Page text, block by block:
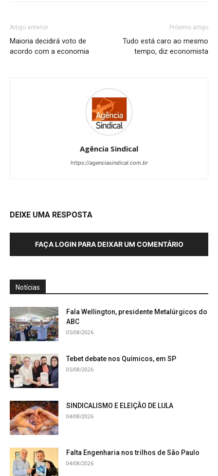
Artigo anterior
Maioria decidirá voto de
acordo com a economia
Próximo artigo
Tudo está caro ao mesmo
tempo, diz economista
Agência Sindical
https://agenciasindical.com.br
DEIXE UMA RESPOSTA
FAÇA LOGIN PARA DEIXAR UM COMENTÁRIO
Notícias
Fala Wellington, presidente Metalúrgicos do
ABC
05/08/2026
Tebet debate nos Químicos, em SP
05/08/2026
SINDICALISMO E ELEIÇÃO DE LULA
04/08/2026
Falta Engenharia nos trilhos de São Paulo
04/08/2026